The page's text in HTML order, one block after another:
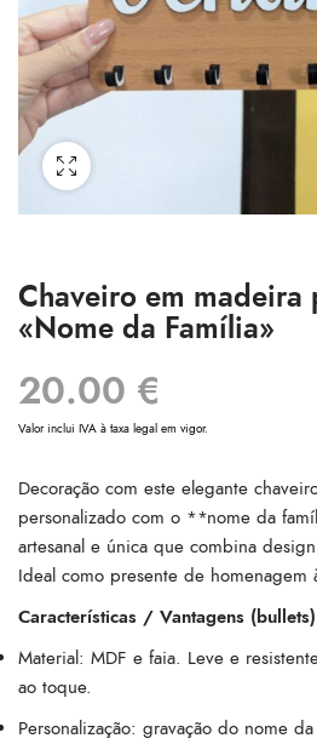
Chaveiro em madeira
«Nome da Família»
20.00 €
Valor inclui IVA à taxa legal em vigor.
Decoração com este elegante
personalizado com o **nome da
artesanal e única que combina
Ideal como presente de homenagem
Características / Vantagens (bullets)
Material: MDF e faia. Leve e
ao toque.
Personalização: gravação do nome